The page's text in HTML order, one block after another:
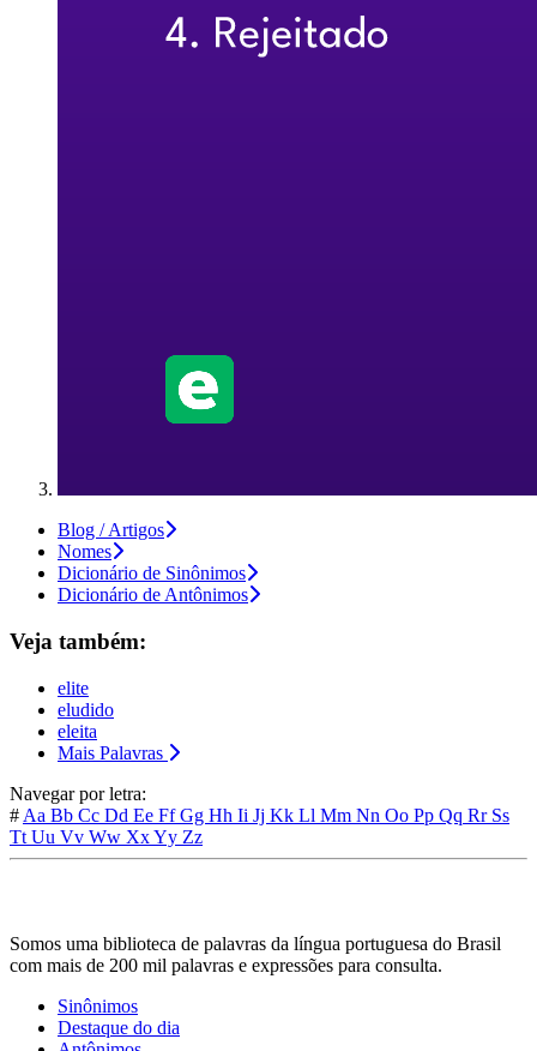
Blog / Artigos
Nomes
Dicionário de Sinônimos
Dicionário de Antônimos
Veja também:
elite
eludido
eleita
Mais Palavras
Navegar por letra:
# Aa Bb Cc Dd Ee FfGg Hh Ii Jj Kk Ll Mm Nn Oo Pp Qq Rr Ss
Tt Uu Vv Ww XxYy Zz
Somos uma biblioteca de palavras da língua portuguesa do Brasil
com mais de 200 mil palavras e expressões para consulta.
Sinônimos
Destaque do dia